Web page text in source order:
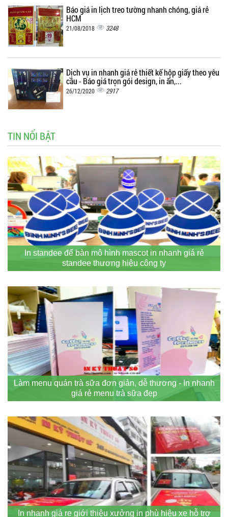
Báo giá in lịch treo tường nhanh chóng, giá rẻ
HCM
21/08/2018 3248
Dịch vụ in nhanh giá rẻ thiết kế hộp giấy theo yêu
cầu - Báo giá trọn gói design, in ấn,...
26/12/2020 2917
TIN NỔI BẬT
In standee để bàn mô hình mascot in nhanh giá rẻ
standee thương hiệu công ty
Làm menu quán trà sữa đơn giản, dễ thương - In nhanh
giá rẻ menu trà sữa đẹp
In nhanh giá re giới thiệu xưởng in phù hiệu xe hỗ trợ